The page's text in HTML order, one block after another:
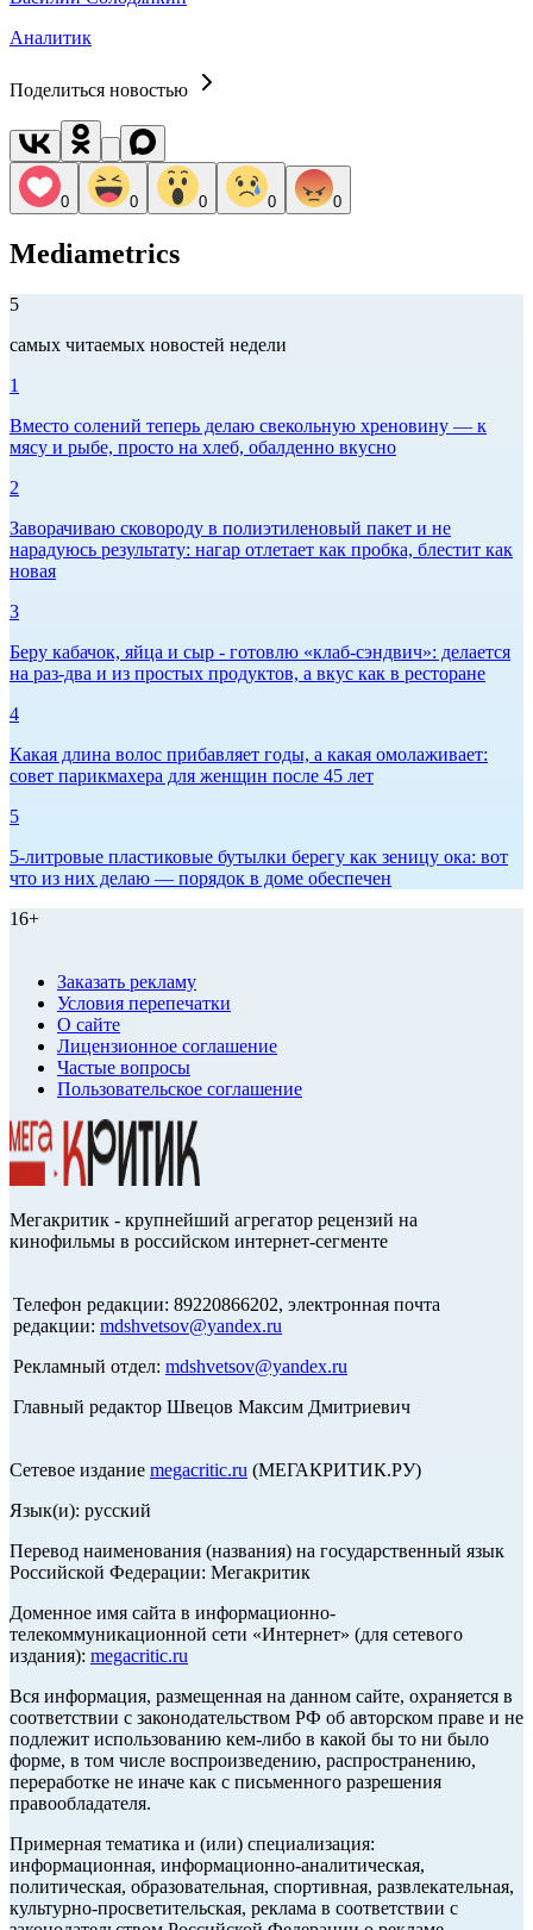
Аналитик
Поделиться новостью
0 0 0 0 0
Mediametrics
5
самых читаемых новостей недели
1
Вместо солений теперь делаю свекольную хреновину — к
мясу и рыбе, просто на хлеб, обалденно вкусно
2
Заворачиваю сковороду в полиэтиленовый пакет и не
нарадуюсь результату: нагар отлетает как пробка, блестит как
новая
3
Беру кабачок, яйца и сыр - готовлю «клаб-сэндвич»: делается
на раз-два и из простых продуктов, а вкус как в ресторане
4
Какая длина волос прибавляет годы, а какая омолаживает:
совет парикмахера для женщин после 45 лет
5
5-литровые пластиковые бутылки берегу как зеницу ока: вот
что из них делаю — порядок в доме обеспечен
16+
Заказать рекламу
Условия перепечатки
О сайте
Лицензионное соглашение
Частые вопросы
Пользовательское соглашение
Мегакритик - крупнейший агрегатор рецензий на
кинофильмы в российском интернет-сегменте
Телефон редакции: 89220866202, электронная почта
редакции: mdshvetsov@yandex.ru
Рекламный отдел: mdshvetsov@yandex.ru
Главный редактор Швецов Максим Дмитриевич
Сетевое издание megacritic.ru (МЕГАКРИТИК.РУ)
Язык(и): русский
Перевод наименования (названия) на государственный язык
Российской Федерации: Мегакритик
Доменное имя сайта в информационно-
телекоммуникационной сети «Интернет» (для сетевого
издания): megacritic.ru
Вся информация, размещенная на данном сайте, охраняется в
соответствии с законодательством РФ об авторском праве и не
подлежит использованию кем-либо в какой бы то ни было
форме, в том числе воспроизведению, распространению,
переработке не иначе как с письменного разрешения
правообладателя.
Примерная тематика и (или) специализация:
информационная, информационно-аналитическая,
политическая, образовательная, спортивная, развлекательная,
культурно-просветительская, реклама в соответствии с